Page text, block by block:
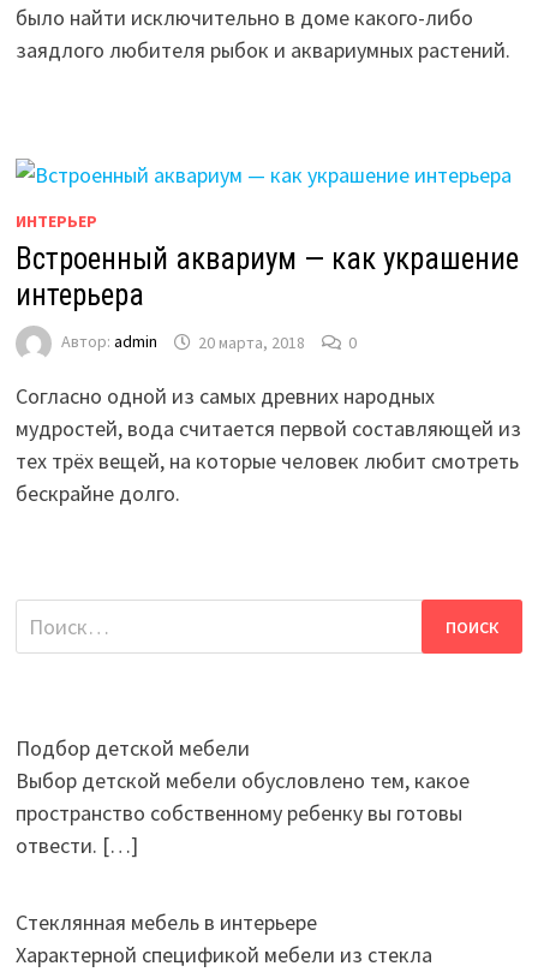
было найти исключительно в доме какого-либо
заядлого любителя рыбок и аквариумных растений.
ИНТЕРЬЕР
Встроенный аквариум — как украшение
интерьера
Автор: admin 20 марта, 2018 0
Согласно одной из самых древних народных
мудростей, вода считается первой составляющей из
тех трёх вещей, на которые человек любит смотреть
бескрайне долго.
Найти:
Подбор детской мебели
Выбор детской мебели обусловлено тем, какое
пространство собственному ребенку вы готовы
отвести. […]
Стеклянная мебель в интерьере
Характерной спецификой мебели из стекла